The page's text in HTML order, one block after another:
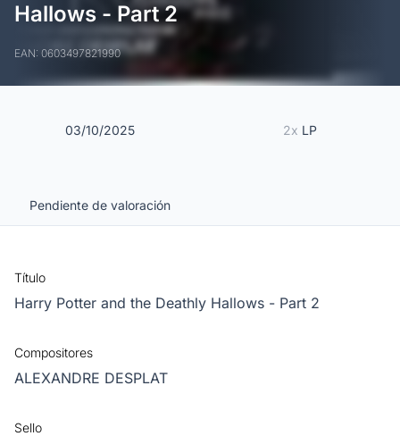
Hallows - Part 2
EAN: 0603497821990
03/10/2025 2x LP
Pendiente de valoración
Título
Harry Potter and the Deathly Hallows - Part 2
Compositores
ALEXANDRE DESPLAT
Sello